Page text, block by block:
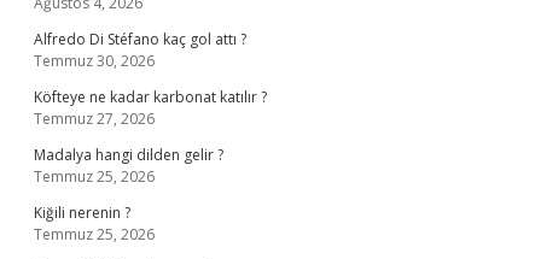
Alfredo Di Stéfano kaç gol attı ?
Temmuz 30, 2026
Köfteye ne kadar karbonat katılır ?
Temmuz 27, 2026
Madalya hangi dilden gelir ?
Temmuz 25, 2026
Kiğili nerenin ?
Temmuz 25, 2026